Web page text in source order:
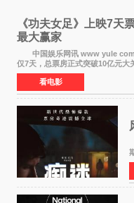
《功夫女足》上映7天
最大赢家
中国娱乐网讯 www yule com
仅7天，总票房正式突破10亿元大
日公映以来便展现出惊人的市场
看电影